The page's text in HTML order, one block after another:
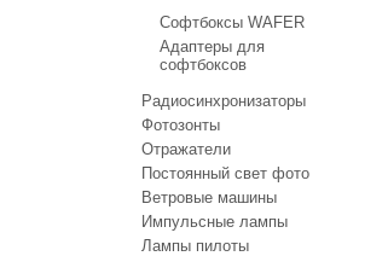
Софтбоксы WAFER
Адаптеры для
софтбоксов
Радиосинхронизаторы
Фотозонты
Отражатели
Постоянный свет фото
Ветровые машины
Импульсные лампы
Лампы пилоты